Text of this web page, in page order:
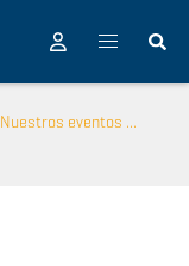
Nuestros eventos ...